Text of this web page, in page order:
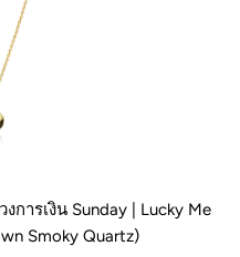
การเงิน Sunday | Lucky Me
Smoky Quartz)